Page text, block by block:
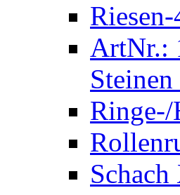
ArtNr.:
Ringe-/